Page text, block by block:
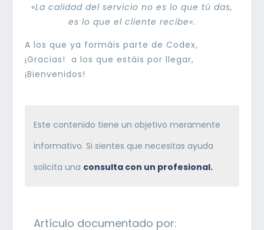
«La calidad del servicio no es lo que tú das,
es lo que el cliente recibe».
A los que ya formáis parte de Codex,
¡Gracias! a los que estáis por llegar,
¡Bienvenidos!
Este contenido tiene un objetivo meramente
informativo. Si sientes que necesitas ayuda
solicita una consulta con un profesional.
Artículo documentado por: